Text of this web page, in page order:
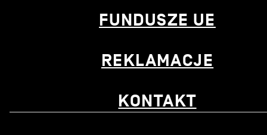
FUNDUSZE UE
REKLAMACJE
KONTAKT